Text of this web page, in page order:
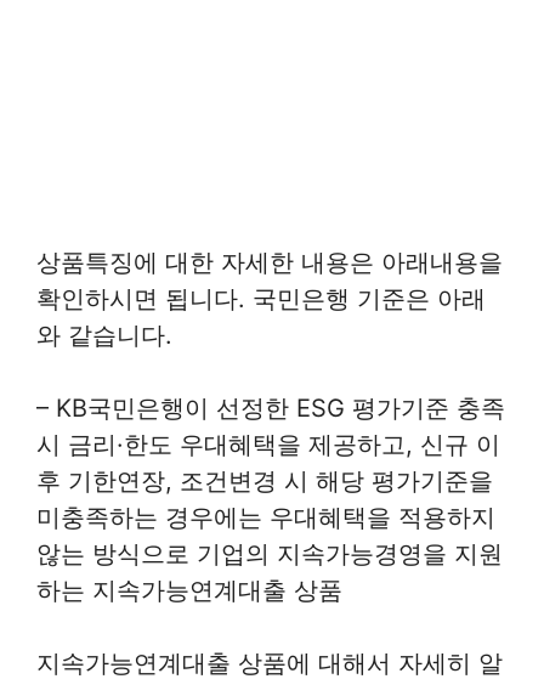
상품특징에 대한 자세한 내용은 아래내용을
확인하시면 됩니다. 국민은행 기준은 아래
와 같습니다.
– KB국민은행이 선정한 ESG 평가기준 충족
시 금리·한도 우대혜택을 제공하고, 신규 이
후 기한연장, 조건변경 시 해당 평가기준을
미충족하는 경우에는 우대혜택을 적용하지
않는 방식으로 기업의 지속가능경영을 지원
하는 지속가능연계대출 상품
지속가능연계대출 상품에 대해서 자세히 알